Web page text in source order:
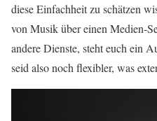
diese Einfachheit zu schätzen
von Musik über einen Medien-
andere Dienste, steht euch ein
seid also noch flexibler, was